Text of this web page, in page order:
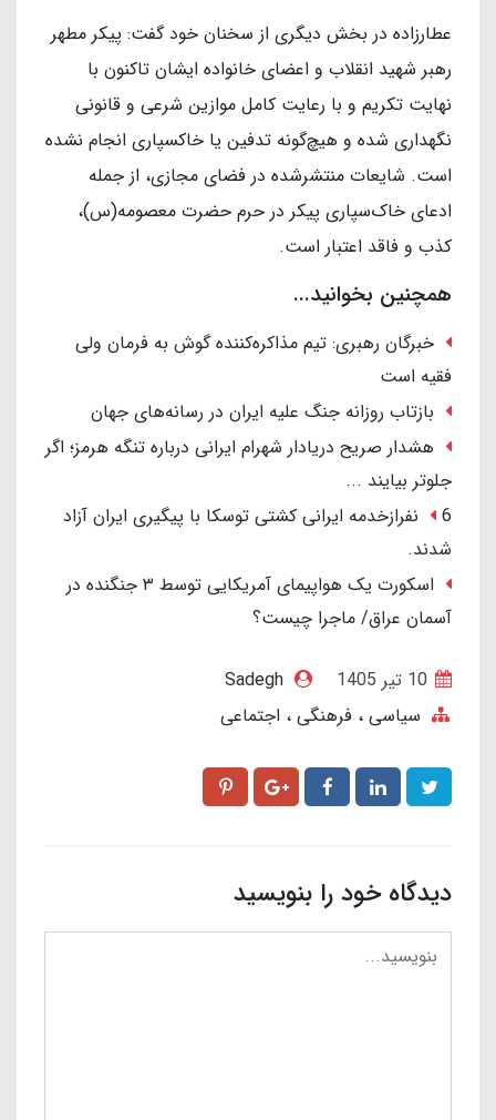
عطارزاده در بخش دیگری از سخنان خود گفت: پیکر مطهر
رهبر شهید انقلاب و اعضای خانواده ایشان تاکنون با
نهایت تکریم و با رعایت کامل موازین شرعی و قانونی
نگهداری شده و هیچ‌گونه تدفین یا خاکسپاری انجام نشده
است. شایعات منتشرشده در فضای مجازی، از جمله
ادعای خاک‌سپاری پیکر در حرم حضرت معصومه(س)،
کذب و فاقد اعتبار است.
همچنین بخوانید...
خبرگان رهبری: تیم مذاکره‌کننده گوش به فرمان ولی
فقیه است
بازتاب روزانه جنگ علیه ایران در رسانه‌های جهان
هشدار صریح دریادار شهرام ایرانی درباره تنگه هرمز؛ اگر
جلوتر بیایند ...
6 نفرازخدمه ایرانی کشتی توسکا با پیگیری ایران آزاد
شدند.
اسکورت یک هواپیمای آمریکایی توسط ۳ جنگنده در
آسمان عراق/ ماجرا چیست؟
Sadegh
سیاسی ، فرهنگی ، اجتماعی
دیدگاه خود را بنویسید